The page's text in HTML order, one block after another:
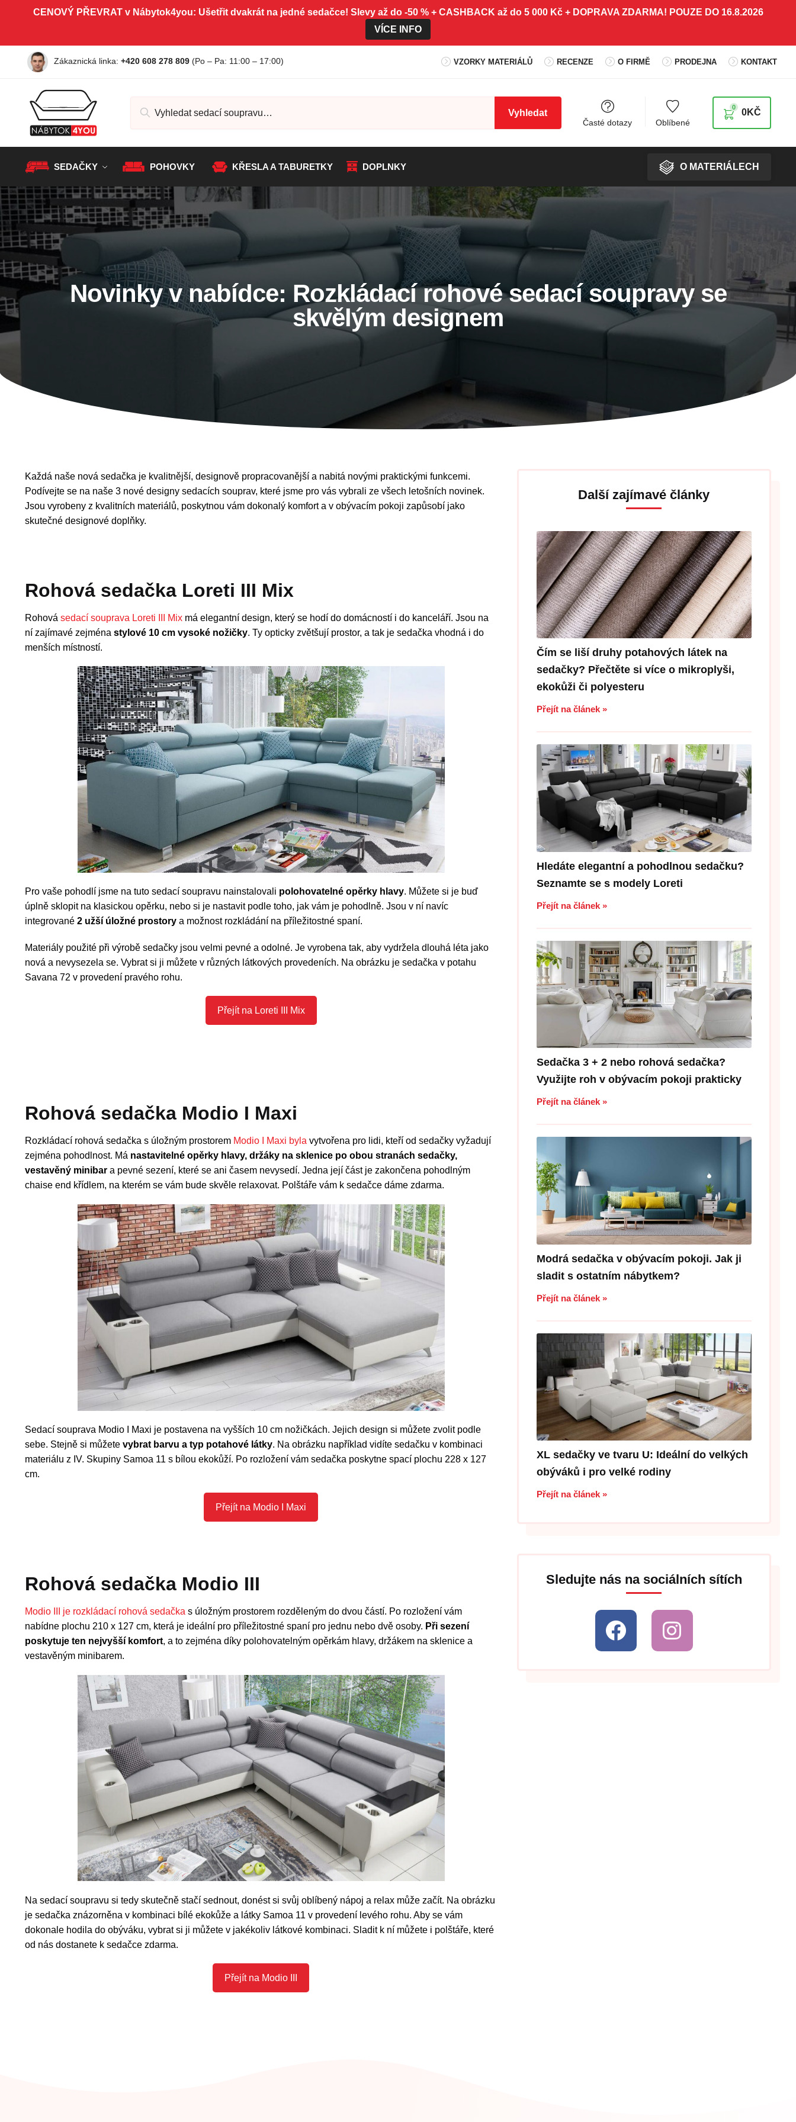
CENOVÝ PŘEVRAT v Nábytok4you: Ušetřit dvakrát na jedné sedačce! Slevy až do -50 % + CASHBACK až do 5 000 Kč + DOPRAVA ZDARMA! POUZE DO 16.8.2026
VÍCE INFO
Zákaznická linka: +420 608 278 809 (Po – Pa: 11:00 – 17:00) VZORKY MATERIÁLŮ RECENZE O FIRMĚ PRODEJNA KONTAKT
Vyhledat
Časté dotazy Oblíbené
0KČ
0
SEDAČKY POHOVKY KŘESLA A TABURETKY DOPLNKY O MATERIÁLECH
Novinky v nabídce: Rozkládací rohové sedací soupravy se
skvělým designem
Každá naše nová sedačka je kvalitnější, designově propracovanější a nabitá novými praktickými funkcemi.
Podívejte se na naše 3 nové designy sedacích souprav, které jsme pro vás vybrali ze všech letošních novinek.
Jsou vyrobeny z kvalitních materiálů, poskytnou vám dokonalý komfort a v obývacím pokoji zapůsobí jako
skutečné designové doplňky.
Rohová sedačka Loreti III Mix
Rohová sedací souprava Loreti III Mixmá elegantní design, který se hodí do domácností i do kanceláří. Jsou na
ní zajímavé zejména stylové 10 cm vysoké nožičky. Ty opticky zvětšují prostor, a tak je sedačka vhodná i do
menších místností.
Pro vaše pohodlí jsme na tuto sedací soupravu nainstalovali polohovatelné opěrky hlavy. Můžete si je buď
úplně sklopit na klasickou opěrku, nebo si je nastavit podle toho, jak vám je pohodlně. Jsou v ní navíc
integrované 2 užší úložné prostorya možnost rozkládání na příležitostné spaní.
Materiály použité při výrobě sedačky jsou velmi pevné a odolné. Je vyrobena tak, aby vydržela dlouhá léta jako
nová a nevysezela se. Vybrat si ji můžete v různých látkových provedeních. Na obrázku je sedačka v potahu
Savana 72 v provedení pravého rohu.
Přejít na Loreti III Mix
Rohová sedačka Modio I Maxi
Rozkládací rohová sedačka s úložným prostorem Modio I Maxi bylavytvořena pro lidi, kteří od sedačky vyžadují
zejména pohodlnost. Má nastavitelné opěrky hlavy, držáky na sklenice po obou stranách sedačky,
vestavěný minibara pevné sezení, které se ani časem nevysedí. Jedna její část je zakončena pohodlným
chaise end křídlem, na kterém se vám bude skvěle relaxovat. Polštáře vám k sedačce dáme zdarma.
Sedací souprava Modio I Maxi je postavena na vyšších 10 cm nožičkách. Jejich design si můžete zvolit podle
sebe. Stejně si můžete vybrat barvu a typ potahové látky. Na obrázku například vidíte sedačku v kombinaci
materiálu z IV. Skupiny Samoa 11 s bílou ekokůží. Po rozložení vám sedačka poskytne spací plochu 228 x 127
cm.
Přejít na Modio I Maxi
Rohová sedačka Modio III
Modio III je rozkládací rohová sedačka s úložným prostorem rozděleným do dvou částí. Po rozložení vám
nabídne plochu 210 x 127 cm, která je ideální pro příležitostné spaní pro jednu nebo dvě osoby. Při sezení
poskytuje ten nejvyšší komfort, a to zejména díky polohovatelným opěrkám hlavy, držákem na sklenice a
vestavěným minibarem.
Na sedací soupravu si tedy skutečně stačí sednout, donést si svůj oblíbený nápoj a relax může začít. Na obrázku
je sedačka znázorněna v kombinaci bílé ekokůže a látky Samoa 11 v provedení levého rohu. Aby se vám
dokonale hodila do obýváku, vybrat si ji můžete v jakékoliv látkové kombinaci. Sladit k ní můžete i polštáře, které
od nás dostanete k sedačce zdarma.
Přejít na Modio III
Další zajímavé články
Čím se liší druhy potahových látek na
sedačky? Přečtěte si více o mikroplyši,
ekokůži či polyesteru
Přejít na článek »
Hledáte elegantní a pohodlnou sedačku?
Seznamte se s modely Loreti
Přejít na článek »
Sedačka 3 + 2 nebo rohová sedačka?
Využijte roh v obývacím pokoji prakticky
Přejít na článek »
Modrá sedačka v obývacím pokoji. Jak ji
sladit s ostatním nábytkem?
Přejít na článek »
XL sedačky ve tvaru U: Ideální do velkých
obýváků i pro velké rodiny
Přejít na článek »
Sledujte nás na sociálních sítích